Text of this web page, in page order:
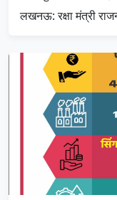
लखनऊ: रक्षा मंत्री